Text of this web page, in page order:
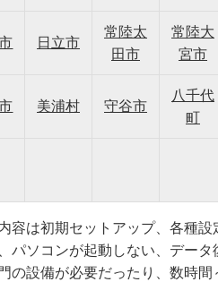
日立市
常陸太
田市
常陸大
宮市
美浦村 守谷市
八千代
町
容は初期セットアップ、各種設
パソコンが起動しない、データ
の設備が必要だったり、数時間